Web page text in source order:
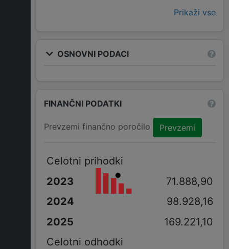
Prikaži vse
OSNOVNI PODACI
FINANČNI PODATKI
Prevzemi finančno poročilo Prevzemi
Celotni prihodki
71.888,90
98.928,16
169.221,10
Celotni odhodki